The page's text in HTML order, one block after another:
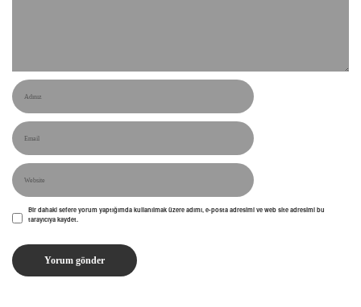
Bir dahaki sefere yorum yaptığımda kullanılmak üzere adımı, e-posta adresimi ve web site adresimi bu
tarayıcıya kaydet.